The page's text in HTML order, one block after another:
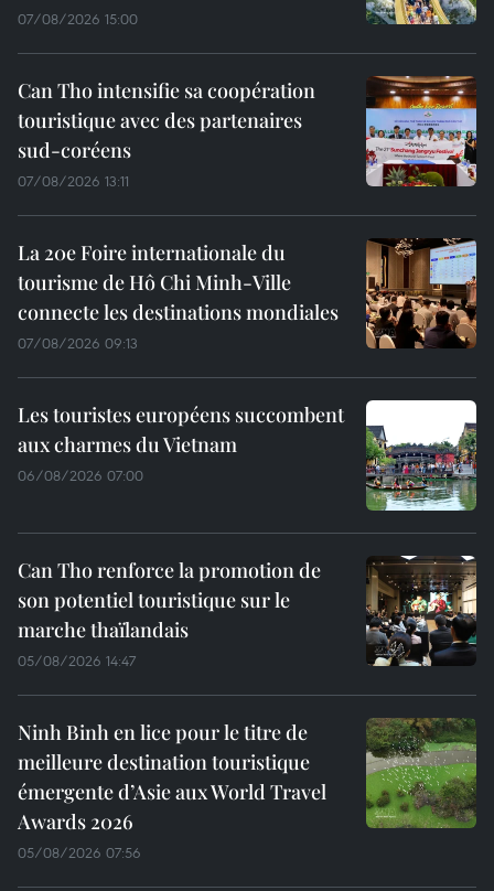
07/08/2026 15:00
Can Tho intensifie sa coopération
touristique avec des partenaires
sud-coréens
07/08/2026 13:11
La 20e Foire internationale du
tourisme de Hô Chi Minh-Ville
connecte les destinations mondiales
07/08/2026 09:13
Les touristes européens succombent
aux charmes du Vietnam
06/08/2026 07:00
Can Tho renforce la promotion de
son potentiel touristique sur le
marche thaïlandais
05/08/2026 14:47
Ninh Binh en lice pour le titre de
meilleure destination touristique
émergente d’Asie aux World Travel
Awards 2026
05/08/2026 07:56